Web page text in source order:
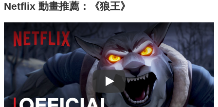
Netflix 動畫推薦：《狼王》
Play